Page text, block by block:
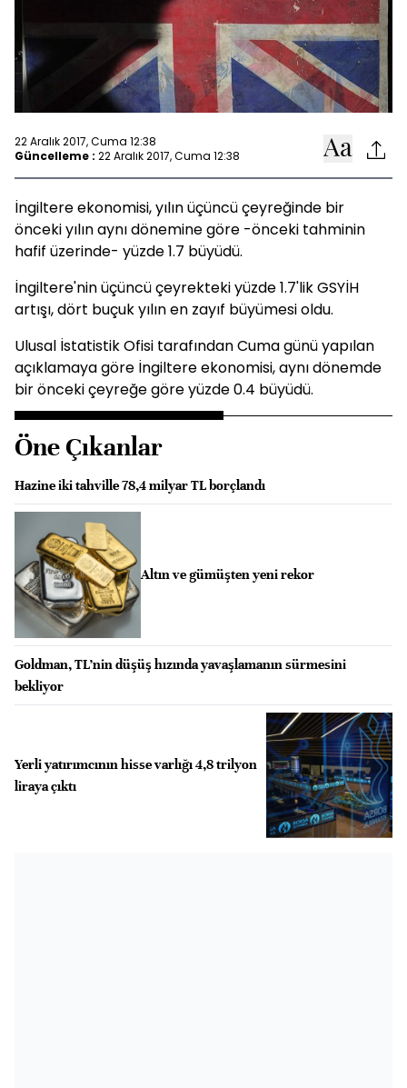
22 Aralık 2017, Cuma 12:38
Güncelleme : 22 Aralık 2017, Cuma 12:38
İngiltere ekonomisi, yılın üçüncü çeyreğinde bir
önceki yılın aynı dönemine göre -önceki tahminin
hafif üzerinde- yüzde 1.7 büyüdü.
İngiltere'nin üçüncü çeyrekteki yüzde 1.7'lik GSYİH
artışı, dört buçuk yılın en zayıf büyümesi oldu.
Ulusal İstatistik Ofisi tarafından Cuma günü yapılan
açıklamaya göre İngiltere ekonomisi, aynı dönemde
bir önceki çeyreğe göre yüzde 0.4 büyüdü.
Öne Çıkanlar
Hazine iki tahville 78,4 milyar TL borçlandı
Altın ve gümüşten yeni rekor
Goldman, TL’nin düşüş hızında yavaşlamanın sürmesini
bekliyor
Yerli yatırımcının hisse varlığı 4,8 trilyon
liraya çıktı